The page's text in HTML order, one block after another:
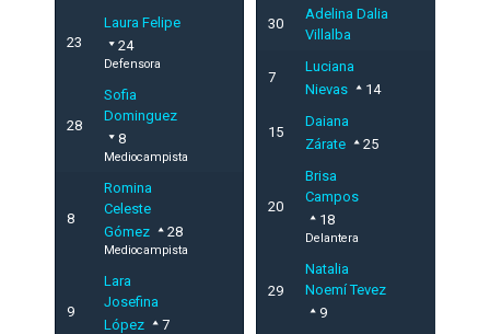
23
Laura Felipe
24
Defensora
28
Sofia
Dominguez
8
Mediocampista
8
Romina
Celeste
Gómez
28
Mediocampista
9
Lara
Josefina
López
7
30
Adelina Dalia
Villalba
7
Luciana
Nievas
14
15
Daiana
Zárate
25
20
Brisa
Campos
18
Delantera
29
Natalia
Noemí Tevez
9